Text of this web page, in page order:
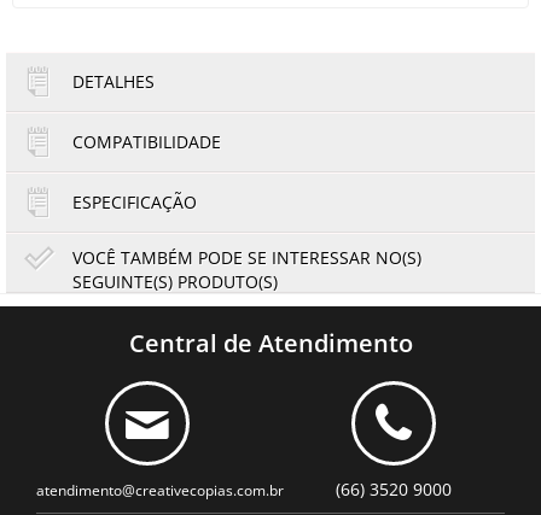
DETALHES
COMPATIBILIDADE
ESPECIFICAÇÃO
VOCÊ TAMBÉM PODE SE INTERESSAR NO(S)
SEGUINTE(S) PRODUTO(S)
T5470M T5475 | Original 350ml
R$1.655,47
R$275,91 no cartão 1.539,59
no boleto à vista
Central de Atendimento
atendimento@creativecopias.com.br (66) 3520 9000